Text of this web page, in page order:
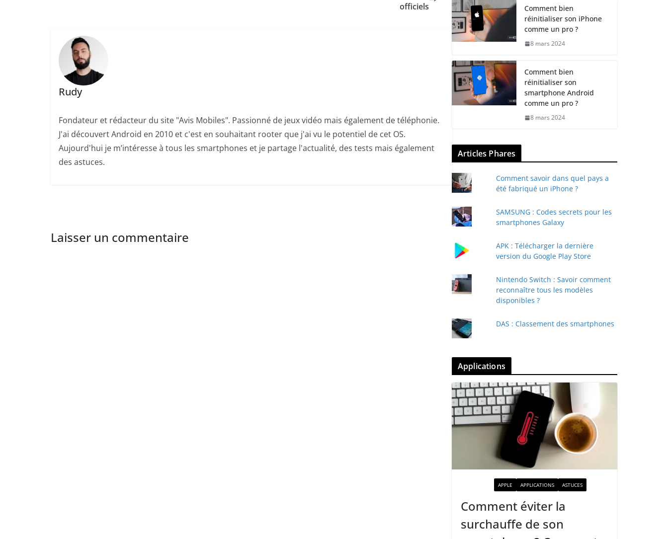
officiels
Rudy
Fondateur et rédacteur du site "Avis Mobiles". Passionné de jeux vidéo mais également de téléphonie.
J'ai découvert Android en 2010 et c'est en souhaitant rooter que j'ai vu le potentiel de cet OS.
Aujourd'hui je m’intéresse à tous les smartphones et je partage l'actualité, des tests mais également
des astuces.
Laisser un commentaire
Comment bien
réinitialiser son iPhone
comme un pro ?
8 mars 2024
Comment bien
réinitialiser son
smartphone Android
comme un pro ?
8 mars 2024
Articles Phares
Comment savoir dans quel pays a
été fabriqué un iPhone ?
SAMSUNG : Codes secrets pour les
smartphones Galaxy
APK : Télécharger la dernière
version du Google Play Store
Nintendo Switch : Savoir comment
reconnaître tous les modèles
disponibles ?
DAS : Classement des smartphones
Applications
APPLE APPLICATIONS ASTUCES
Comment éviter la
surchauffe de son